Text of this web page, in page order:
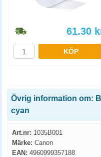
61.30
KÖP
Övrig information om:
cyan
Art.nr: 1035B001
Märke: Canon
EAN: 4960999357188